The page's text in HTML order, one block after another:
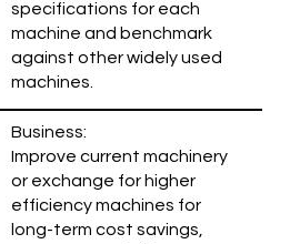
specifications for each
machine and benchmark
against other widely used
machines.
Business:
Improve current machinery
or exchange for higher
efficiency machines for
long-term cost savings,